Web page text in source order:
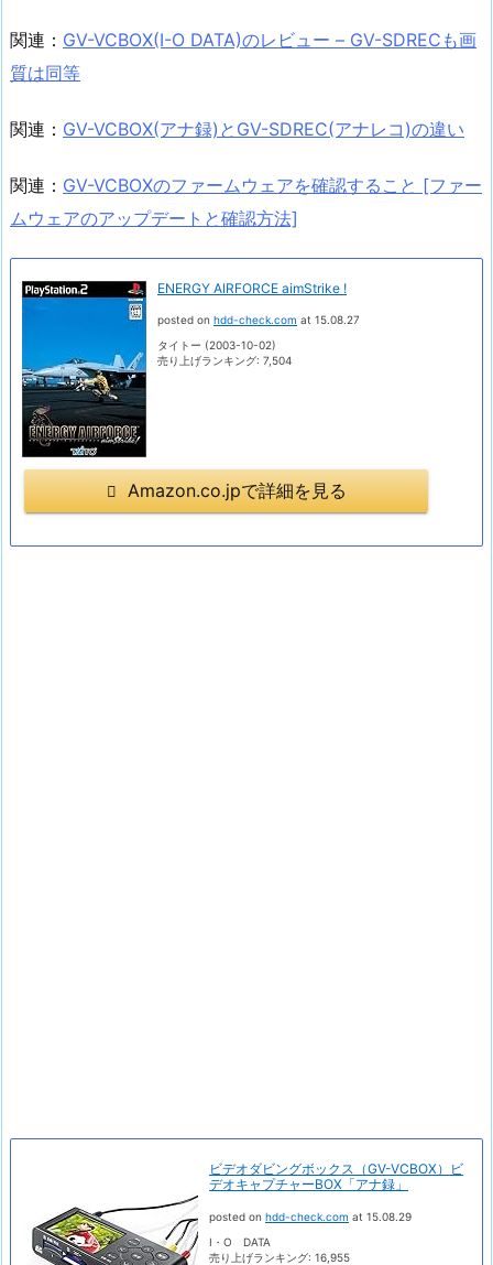
関連： GV-VCBOX(I-O DATA)のレビュー – GV-SDRECも画
質は同等
関連： GV-VCBOX(アナ録)とGV-SDREC(アナレコ)の違い
関連： GV-VCBOXのファームウェアを確認すること [ファー
ムウェアのアップデートと確認方法]
ENERGY AIRFORCE aimStrike !
posted on hdd-check.com at 15.08.27
タイトー (2003-10-02)
売り上げランキング: 7,504
Amazon.co.jpで詳細を見る
ビデオダビングボックス（GV-VCBOX）ビ
デオキャプチャーBOX「アナ録」
posted on hdd-check.com at 15.08.29
I・O DATA
売り上げランキング: 16,955